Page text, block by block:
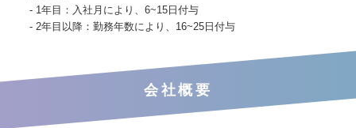
- 1年目：入社月により、6~15日付与
- 2年目以降：勤務年数により、16~25日付与
会社概要